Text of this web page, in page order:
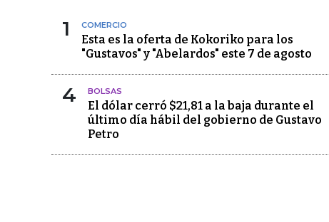
1 COMERCIO
Esta es la oferta de Kokoriko para los
"Gustavos" y "Abelardos" este 7 de agosto
4 BOLSAS
El dólar cerró $21,81 a la baja durante el
último día hábil del gobierno de Gustavo
Petro